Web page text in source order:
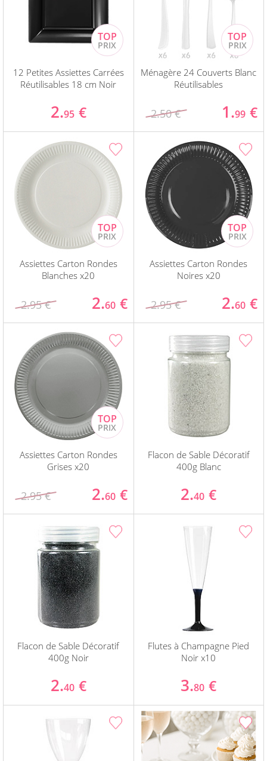
12 Petites Assiettes Carrées
Réutilisables 18 cm Noir
2.95 €
Ménagère 24 Couverts Blanc
Réutilisables
2.50 € 1.99 €
Assiettes Carton Rondes
Blanches x20
2.95 € 2.60 €
Assiettes Carton Rondes
Noires x20
2.95 € 2.60 €
Assiettes Carton Rondes
Grises x20
2.95 € 2.60 €
Flacon de Sable Décoratif
400g Blanc
2.40 €
Flacon de Sable Décoratif
400g Noir
2.40 €
Flutes à Champagne Pied
Noir x10
3.80 €